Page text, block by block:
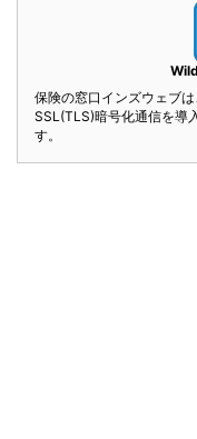
保険の窓口インズウェブ
SSL(TLS)暗号化通信を導
す。